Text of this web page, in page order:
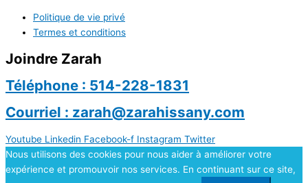
Politique de vie privé
Termes et conditions
Joindre Zarah
Téléphone : 514-228-1831
Courriel : zarah@zarahissany.com
Youtube Linkedin Facebook-f Instagram Twitter
Nous utilisons des cookies pour nous aider à améliorer votre
expérience et promouvoir nos services. En continuant sur ce site,